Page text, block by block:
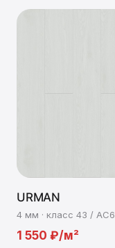
URMAN
4 мм · класс 43 / AC6
1 550 ₽/м²